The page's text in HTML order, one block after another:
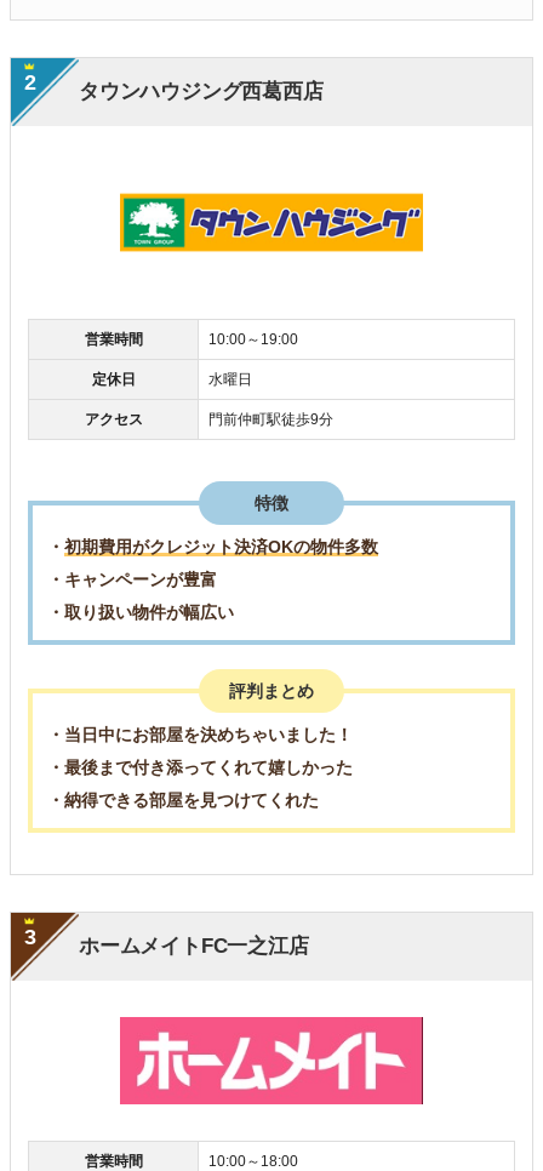
タウンハウジング西葛西店
2
営業時間 10:00～19:00
定休日 水曜日
アクセス 門前仲町駅徒歩9分
特徴
・ 初期費用がクレジット決済OKの物件多数
・キャンペーンが豊富
・取り扱い物件が幅広い
評判まとめ
・当日中にお部屋を決めちゃいました！
・最後まで付き添ってくれて嬉しかった
・納得できる部屋を見つけてくれた
ホームメイトFC一之江店
3
営業時間 10:00～18:00